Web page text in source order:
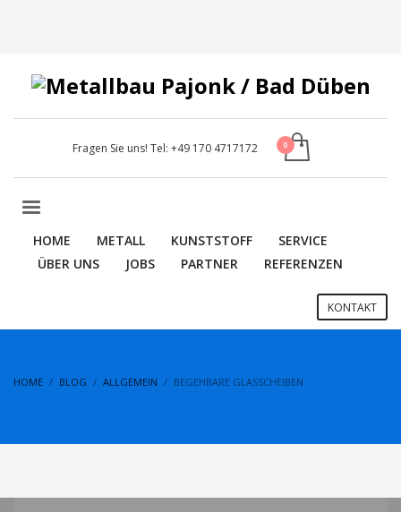
Fragen Sie uns! Tel: +49 170 4717172
HOME METALL KUNSTSTOFF
SERVICE
ÜBER UNS
JOBS PARTNER REFERENZEN
KONTAKT
HOME BLOG ALLGEMEIN BEGEHBARE GLASSCHEIBEN